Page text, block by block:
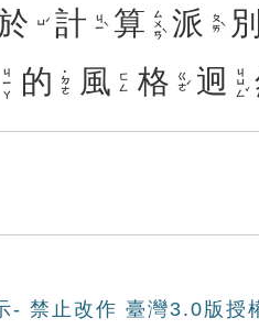
ㄩˊ 計 ㄐㄧˋ 算 ㄙㄨㄢˋ 派 ㄆㄞˋ 別
ㄐㄧㄚ 的 ˙ㄉㄜ 風 ㄈㄥ 格 ㄍㄜˊ 迥 ㄐㄩㄥˇ
- 禁止改作 臺灣3.0版授